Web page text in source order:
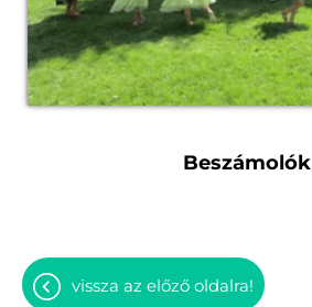
Beszámolók
vissza az előző oldalra!